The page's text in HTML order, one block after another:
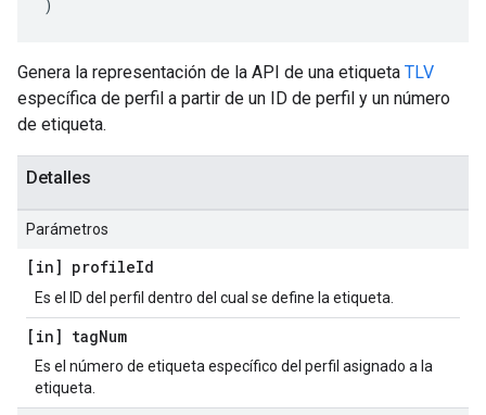
)
Genera la representación de la API de una etiqueta TLV
específica de perfil a partir de un ID de perfil y un número
de etiqueta.
Detalles
Parámetros
[in] profileId
Es el ID del perfil dentro del cual se define la etiqueta.
[in] tagNum
Es el número de etiqueta específico del perfil asignado a la
etiqueta.